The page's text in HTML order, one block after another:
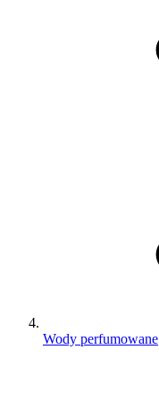
Wody perfumowane